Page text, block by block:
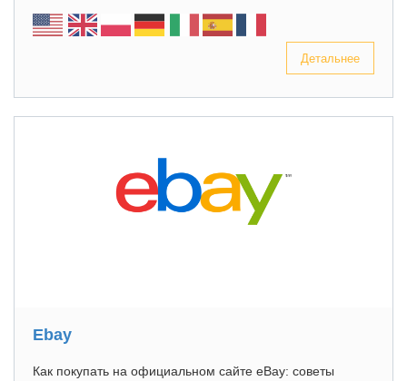
Детальнее
Ebay
Как покупать на официальном сайте eBay: советы